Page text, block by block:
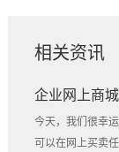
相关资讯
企业网上商
今天，我们很幸
可以在网上买卖